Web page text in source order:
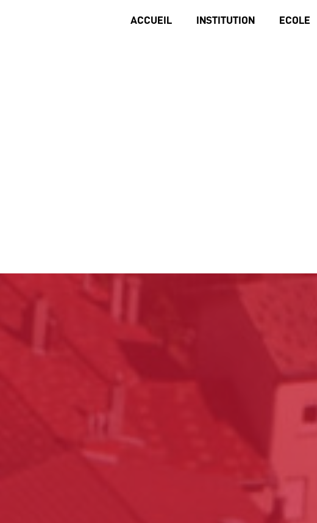
ACCUEIL INSTITUTION ECOLE